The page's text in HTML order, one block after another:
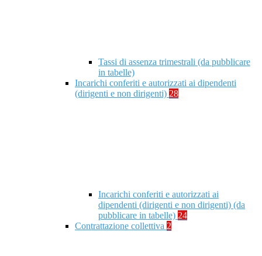
Tassi di assenza trimestrali (da pubblicare
in tabelle)
Incarichi conferiti e autorizzati ai dipendenti
(dirigenti e non dirigenti) 28
Incarichi conferiti e autorizzati ai
dipendenti (dirigenti e non dirigenti) (da
pubblicare in tabelle) 24
Contrattazione collettiva 2